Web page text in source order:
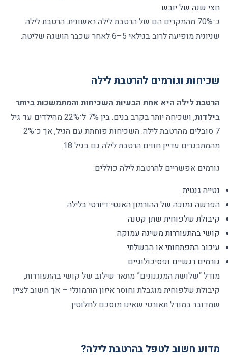
חצי שנה של יובש
כ־70% מהמקרים הם של הרטבת לילה ראשונית. הרטבת לילה
שניונית מופיעה לרוב בגילאי 5–6 לאחר שכבר הושגה שליטה
.
שכיחות וגורמים להרטבת לילה
הרטבת לילה היא אחת הבעיות השכיחות והמתמשכות ביותר
בילדות,
ושכיחה יותר בקרב בנים. בין 7% ל־22% מהילדים עד גיל
7 סובלים מהרטבת לילה. השכיחות פוחתת עם הגיל, אך כ־2%
מהמתבגרים עדיין חווים הרטבת לילה גם בגיל 18
.
גורמים אפשריים להרטבת לילה כוללים:
נטייה גנטית
הפרשה נמוכה של ההורמון האנטי־דיורטי בלילה
קיבולת שלפוחית שתן קטנה
קושי בהתעוררות משינה עמוקה
עיכוב התפתחותי או הבשלתי
גורמים רגשיים ופסיכולוגיים
מודל “שלושת המנגנונים” מתאר שילוב של קושי בהתעוררות,
קיבולת שלפוחית מוגבלת וחוסר איזון הורמונלי – אך חשוב לציין
שמדובר במודל תאורטי שאינו מוסכם לחלוטין.
מדוע חשוב לטפל בהרטבת לילה?